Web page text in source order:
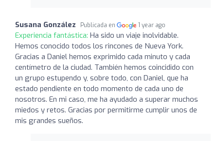
Susana González Publicada en 1 year ago
Experiencia fantástica: Ha sido un viaje inolvidable.
Hemos conocido todos los rincones de Nueva York.
Gracias a Daniel hemos exprimido cada minuto y cada
centímetro de la ciudad. También hemos coincidido con
un grupo estupendo y, sobre todo, con Daniel, que ha
estado pendiente en todo momento de cada uno de
nosotros. En mi caso, me ha ayudado a superar muchos
miedos y retos. Gracias por permitirme cumplir unos de
mis grandes sueños.